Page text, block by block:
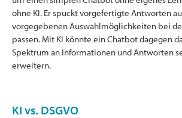
ohne KI. Er spuckt vorgefertigte Antworten
vorgegebenen Auswahlmöglichkeiten bei
passen. Mit KI könnte ein Chatbot dagegen
Spektrum an Informationen und Antworten
erweitern.
KI vs. DSGVO